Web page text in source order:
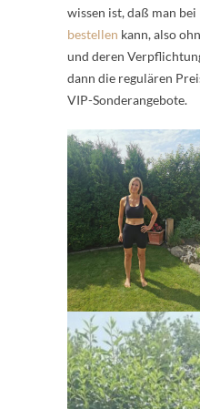
wissen ist, daß man bei
bestellen kann, also
und deren
dann die regulären
VIP-Sonderangebote.